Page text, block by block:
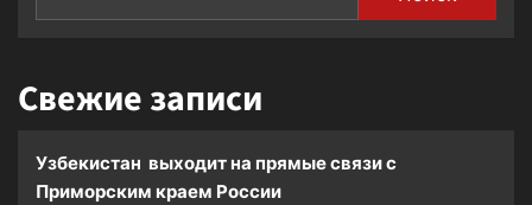
Свежие записи
Узбекистан выходит на прямые связи с
Приморским краем России